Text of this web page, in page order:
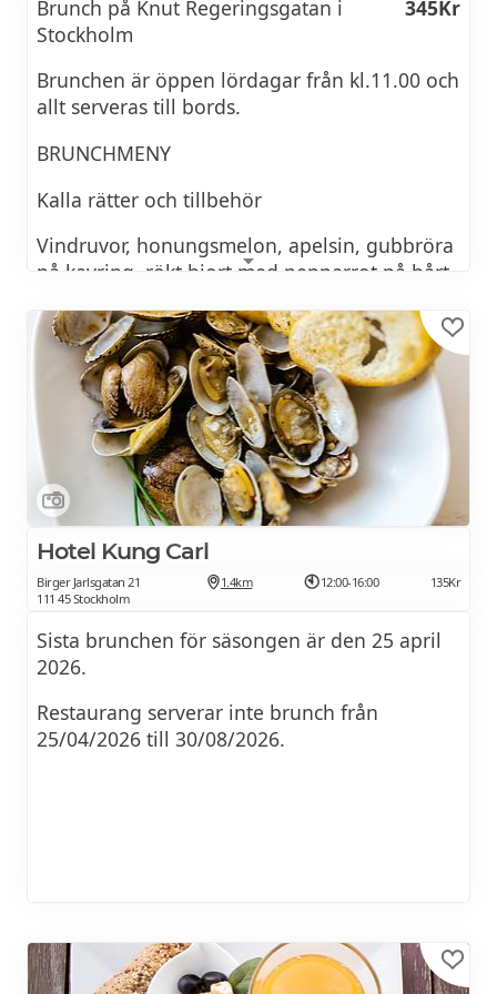
Fruktsallad
Cheesecakemousse med blåbärskompott
3 sorters ost
Kex, Marmelad & valnötter
BOKA HOTELL
Brunch på Knut Regeringsgatan i
Stockholm
345Kr
Brunchen är öppen lördagar från kl.11.00 och
allt serveras till bords.
BRUNCHMENY
Kalla rätter och tillbehör
Vindruvor, honungsmelon, apelsin, gubbröra
på kavring, rökt hjort med pepparrot på hårt
Varma rätter
Älgköttbullar, äggröra, hjortchorizo, bacon,
grönkål och rotselleri frittata, karamelliserad
lök & spenat paj, fetaost gratinerad tomat,
stekt gnocchi med svamp och lingon,
citronscones med vispad färskos och krispigt
tunnbröd
mandelkaka med brynt smör, vit
chokladganache
BOKA BRUNCHEN
Hotel Kung Carl
Birger Jarlsgatan 21
111 45 Stockholm
1.4km 12:00-16:00 135Kr
Sista brunchen för säsongen är den 25 april
2026.
Restaurang serverar inte brunch från
25/04/2026 till 30/08/2026.